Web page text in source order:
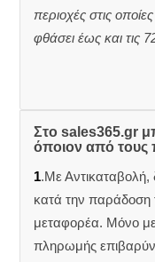
περιοχές στις
φθάσει έως και τις
Στο sales365.gr
όποιον από τους
1.Με
κατά την παράδοση
μεταφορέα. Μόνο
πληρωμής